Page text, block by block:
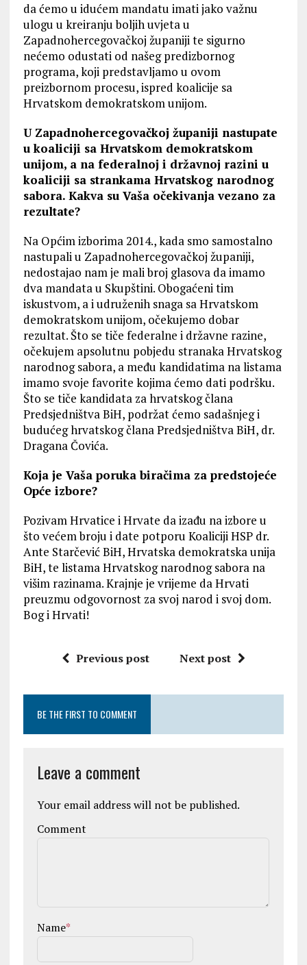
da ćemo u idućem mandatu imati jako važnu
ulogu u kreiranju boljih uvjeta u
Zapadnohercegovačkoj županiji te sigurno
nećemo odustati od našeg predizbornog
programa, koji predstavljamo u ovom
preizbornom procesu, ispred koalicije sa
Hrvatskom demokratskom unijom.
U Zapadnohercegovačkoj županiji nastupate
u koaliciji sa Hrvatskom demokratskom
unijom, a na federalnoj i državnoj razini u
koaliciji sa strankama Hrvatskog narodnog
sabora. Kakva su Vaša očekivanja vezano za
rezultate?
Na Općim izborima 2014., kada smo samostalno
nastupali u Zapadnohercegovačkoj županiji,
nedostajao nam je mali broj glasova da imamo
dva mandata u Skupštini. Obogaćeni tim
iskustvom, a i udruženih snaga sa Hrvatskom
demokratskom unijom, očekujemo dobar
rezultat. Što se tiče federalne i državne razine,
očekujem apsolutnu pobjedu stranaka Hrvatskog
narodnog sabora, a među kandidatima na listama
imamo svoje favorite kojima ćemo dati podršku.
Što se tiče kandidata za hrvatskog člana
Predsjedništva BiH, podržat ćemo sadašnjeg i
budućeg hrvatskog člana Predsjedništva BiH, dr.
Dragana Čovića.
Koja je Vaša poruka biračima za predstojeće
Opće izbore?
Pozivam Hrvatice i Hrvate da izađu na izbore u
što većem broju i date potporu Koaliciji HSP dr.
Ante Starčević BiH, Hrvatska demokratska unija
BiH, te listama Hrvatskog narodnog sabora na
višim razinama. Krajnje je vrijeme da Hrvati
preuzmu odgovornost za svoj narod i svoj dom.
Bog i Hrvati!
Previous post Next post
BE THE FIRST TO COMMENT
Leave a comment
Your email address will not be published.
Comment
Name*